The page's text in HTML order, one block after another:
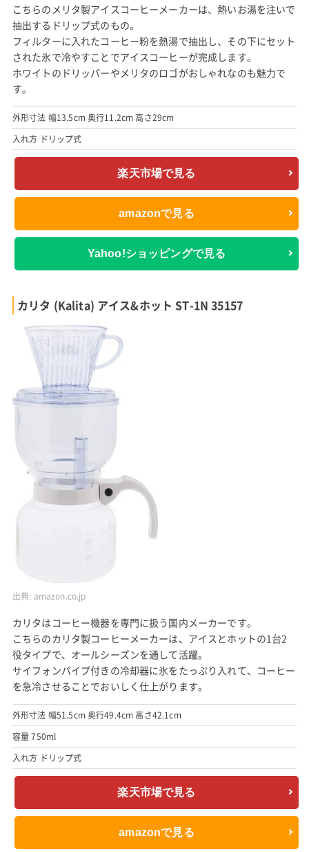
こちらのメリタ製アイスコーヒーメーカーは、熱いお湯を注いで
抽出するドリップ式のもの。
フィルターに入れたコーヒー粉を熱湯で抽出し、その下にセット
された氷で冷やすことでアイスコーヒーが完成します。
ホワイトのドリッパーやメリタのロゴがおしゃれなのも魅力で
す。
外形寸法 幅13.5cm 奥行11.2cm 高さ29cm
入れ方 ドリップ式
楽天市場で見る
amazonで見る
Yahoo!ショッピングで見る
カリタ (Kalita) アイス&ホット ST-1N 35157
出典: amazon.co.jp
カリタはコーヒー機器を専門に扱う国内メーカーです。
こちらのカリタ製コーヒーメーカーは、アイスとホットの1台2
役タイプで、オールシーズンを通して活躍。
サイフォンパイプ付きの冷却器に氷をたっぷり入れて、コーヒー
を急冷させることでおいしく仕上がります。
外形寸法 幅51.5cm 奥行49.4cm 高さ42.1cm
容量 750ml
入れ方 ドリップ式
楽天市場で見る
amazonで見る